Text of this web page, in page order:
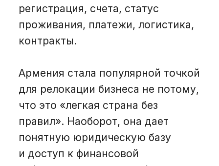
регистрация, счета, статус
проживания, платежи, логистика,
контракты.
Армения стала популярной точкой
для релокации бизнеса не потому,
что это «легкая страна без
правил». Наоборот, она дает
понятную юридическую базу
и доступ к финансовой